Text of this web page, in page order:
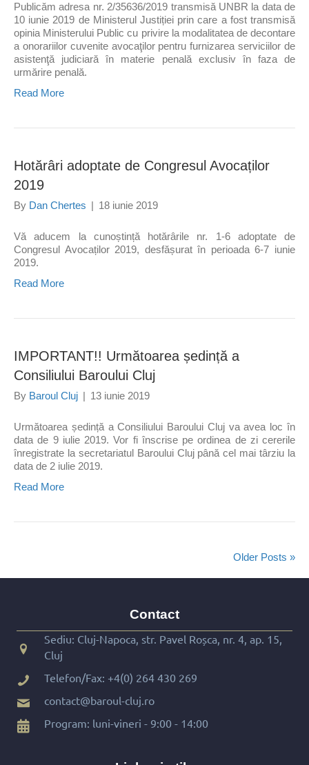
Publicăm adresa nr. 2/35636/2019 transmisă UNBR la data de
10 iunie 2019 de Ministerul Justiției prin care a fost transmisă
opinia Ministerului Public cu privire la modalitatea de decontare
a onorariilor cuvenite avocaţilor pentru furnizarea serviciilor de
asistenţă judiciară în materie penală exclusiv în faza de
urmărire penală.
Read More
Hotărâri adoptate de Congresul Avocaților
2019
By Dan Chertes | 18 iunie 2019
Vă aducem la cunoștință hotărârile nr. 1-6 adoptate de
Congresul Avocaților 2019, desfășurat în perioada 6-7 iunie
2019.
Read More
IMPORTANT!! Următoarea ședință a
Consiliului Baroului Cluj
By Baroul Cluj | 13 iunie 2019
Următoarea ședință a Consiliului Baroului Cluj va avea loc în
data de 9 iulie 2019. Vor fi înscrise pe ordinea de zi cererile
înregistrate la secretariatul Baroului Cluj până cel mai târziu la
data de 2 iulie 2019.
Read More
Older Posts »
Contact
Sediu: Cluj-Napoca, str. Pavel Roșca, nr. 4, ap. 15,
Cluj
Telefon/Fax: +4(0) 264 430 269
contact@baroul-cluj.ro
Program: luni-vineri - 9:00 - 14:00